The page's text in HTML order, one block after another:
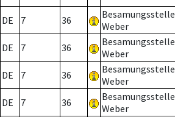
DE 7 36
Besamungsstelle
Weber
DE 7 36
Besamungsstelle
Weber
DE 7 36
Besamungsstelle
Weber
DE 7 36
Besamungsstelle
Weber